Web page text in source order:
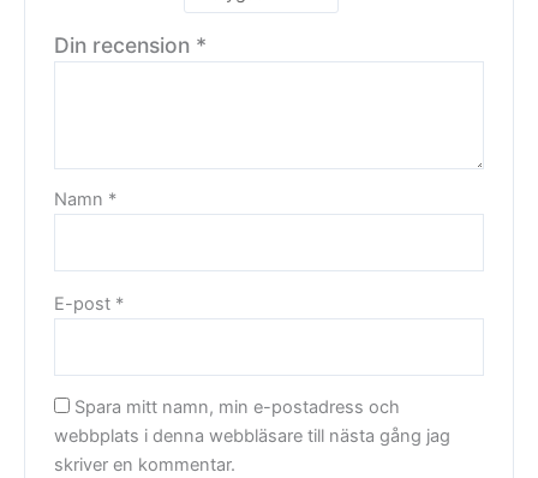
Din recension *
Namn *
E-post *
Spara mitt namn, min e-postadress och
webbplats i denna webbläsare till nästa gång jag
skriver en kommentar.